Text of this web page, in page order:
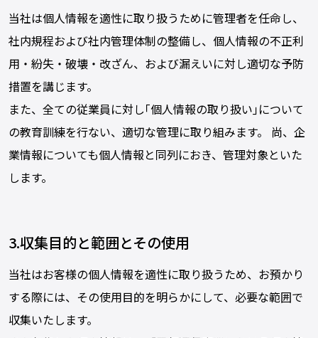
当社は個人情報を適性に取り扱うために管理者を任命し、
社内規程および社内管理体制の整備し、個人情報の不正利
用・紛失・破壊・改ざん、および漏えいに対し適切な予防
措置を講じます。
また、全ての従業員に対し｢個人情報の取り扱い｣について
の教育訓練を行ない、適切な管理に取り組みます。 尚、企
業情報についても個人情報と同列におき、管理対象といた
します。
3.収集目的と範囲とその使用
当社はお客様の個人情報を適性に取り扱うため、お預かり
する際には、その使用目的を明らかにして、必要な範囲で
収集いたします。